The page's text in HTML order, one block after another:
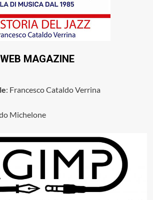
MAGAZINE
: Francesco Cataldo Verrina
Michelone